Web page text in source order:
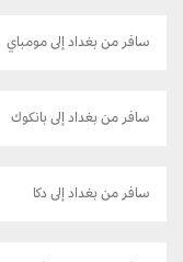
سافر من بغداد إلى مومباي
سافر من بغداد إلى بانكوك
سافر من بغداد إلى دكا